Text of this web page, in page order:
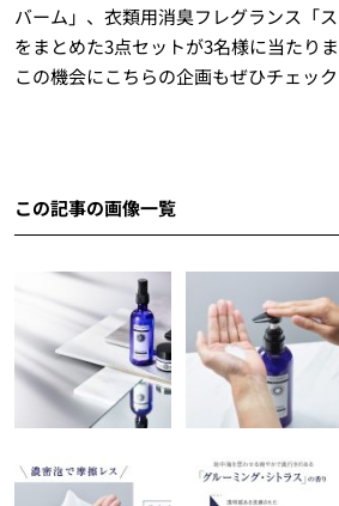
バーム」、衣類用消臭フレグランス「
をまとめた3点セットが3名様に当たりま
この機会にこちらの企画もぜひチェッ
この記事の画像一覧